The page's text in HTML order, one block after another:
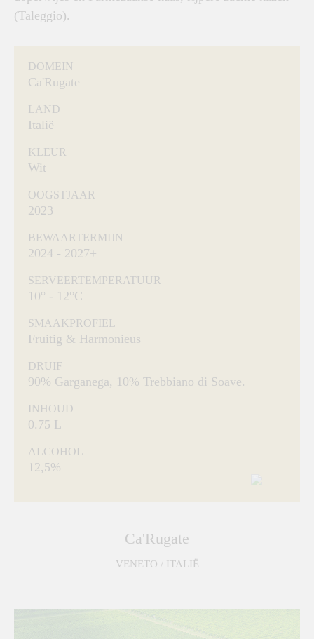
(Taleggio).
DOMEIN
Ca'Rugate
LAND
Italië
KLEUR
Wit
OOGSTJAAR
2023
BEWAARTERMIJN
2024 - 2027+
SERVEERTEMPERATUUR
10° - 12°C
SMAAKPROFIEL
Fruitig & Harmonieus
DRUIF
90% Garganega, 10% Trebbiano di Soave.
INHOUD
0.75 L
ALCOHOL
12,5%
Ca'Rugate
VENETO / ITALIË